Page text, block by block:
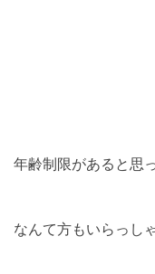
年齢制限があると思
なんて方もいらっし